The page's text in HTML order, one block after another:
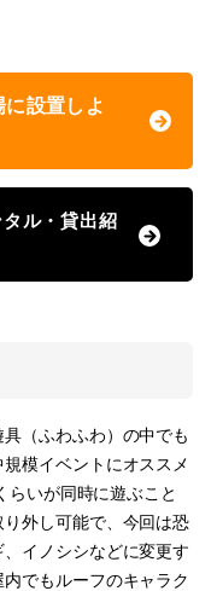
設置しよ
ル・貸出紹
（ふわふわ）の中でも
模イベントにオススメ
いが同時に遊ぶこと
外し可能で、今回は恐
イノシシなどに変更す
でもルーフのキャラク